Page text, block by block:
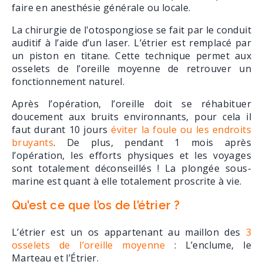
faire en anesthésie générale ou locale.
La chirurgie de l'otospongiose se fait par le conduit
auditif à l’aide d’un laser. L’étrier est remplacé par
un piston en titane. Cette technique permet aux
osselets de l’oreille moyenne de retrouver un
fonctionnement naturel.
Après l’opération, l’oreille doit se réhabituer
doucement aux bruits environnants, pour cela il
faut durant 10 jourséviter la foule ou les endroits
bruyants. De plus, pendant 1 mois après
l’opération, les efforts physiques et les voyages
sont totalement déconseillés ! La plongée sous-
marine est quant à elle totalement proscrite à vie.
Qu’est ce que l’os de l’étrier ?
L’étrier est un os appartenant au maillon des 3
osselets de l’oreille moyenne : L’enclume, le
Marteau et l’Étrier.